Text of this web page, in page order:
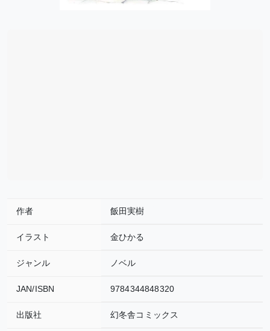
作者 飯田実樹
イラスト 金ひかる
ジャンル ノベル
JAN/ISBN 9784344848320
出版社 幻冬舎コミックス